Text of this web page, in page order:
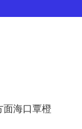
面海口覃橙